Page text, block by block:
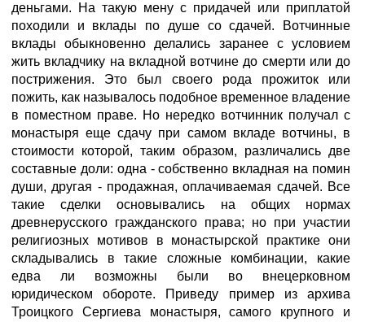
деньгами. На такую мену с придачей или приплатой
походили и вклады по душе со сдачей. Вотчинные
вклады обыкновенно делались заранее с условием
жить вкладчику на вкладной вотчине до смерти или до
пострижения. Это был своего рода прожиток или
пожить, как называлось подобное временное владение
в поместном праве. Но нередко вотчинник получал с
монастыря еще сдачу при самом вкладе вотчины, в
стоимости которой, таким образом, различались две
составные доли: одна - собственно вкладная на помин
души, другая - продажная, оплачиваемая сдачей. Все
такие сделки основывались на общих нормах
древнерусского гражданского права; но при участии
религиозных мотивов в монастырской практике они
складывались в такие сложные комбинации, какие
едва ли возможны были во внецерковном
юридическом обороте. Приведу пример из архива
Троицкого Сергиева монастыря, самого крупного и